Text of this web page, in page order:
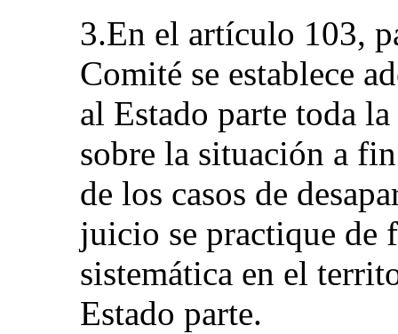
3.En el artículo 103,
Comité se establece
al Estado parte toda
sobre la situación a
de los casos de
juicio se practique de
sistemática en el
Estado parte.